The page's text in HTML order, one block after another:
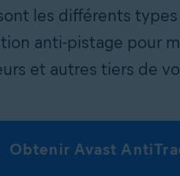
les différents
anti-pistage pour
et autres tiers de
Obtenir Avast